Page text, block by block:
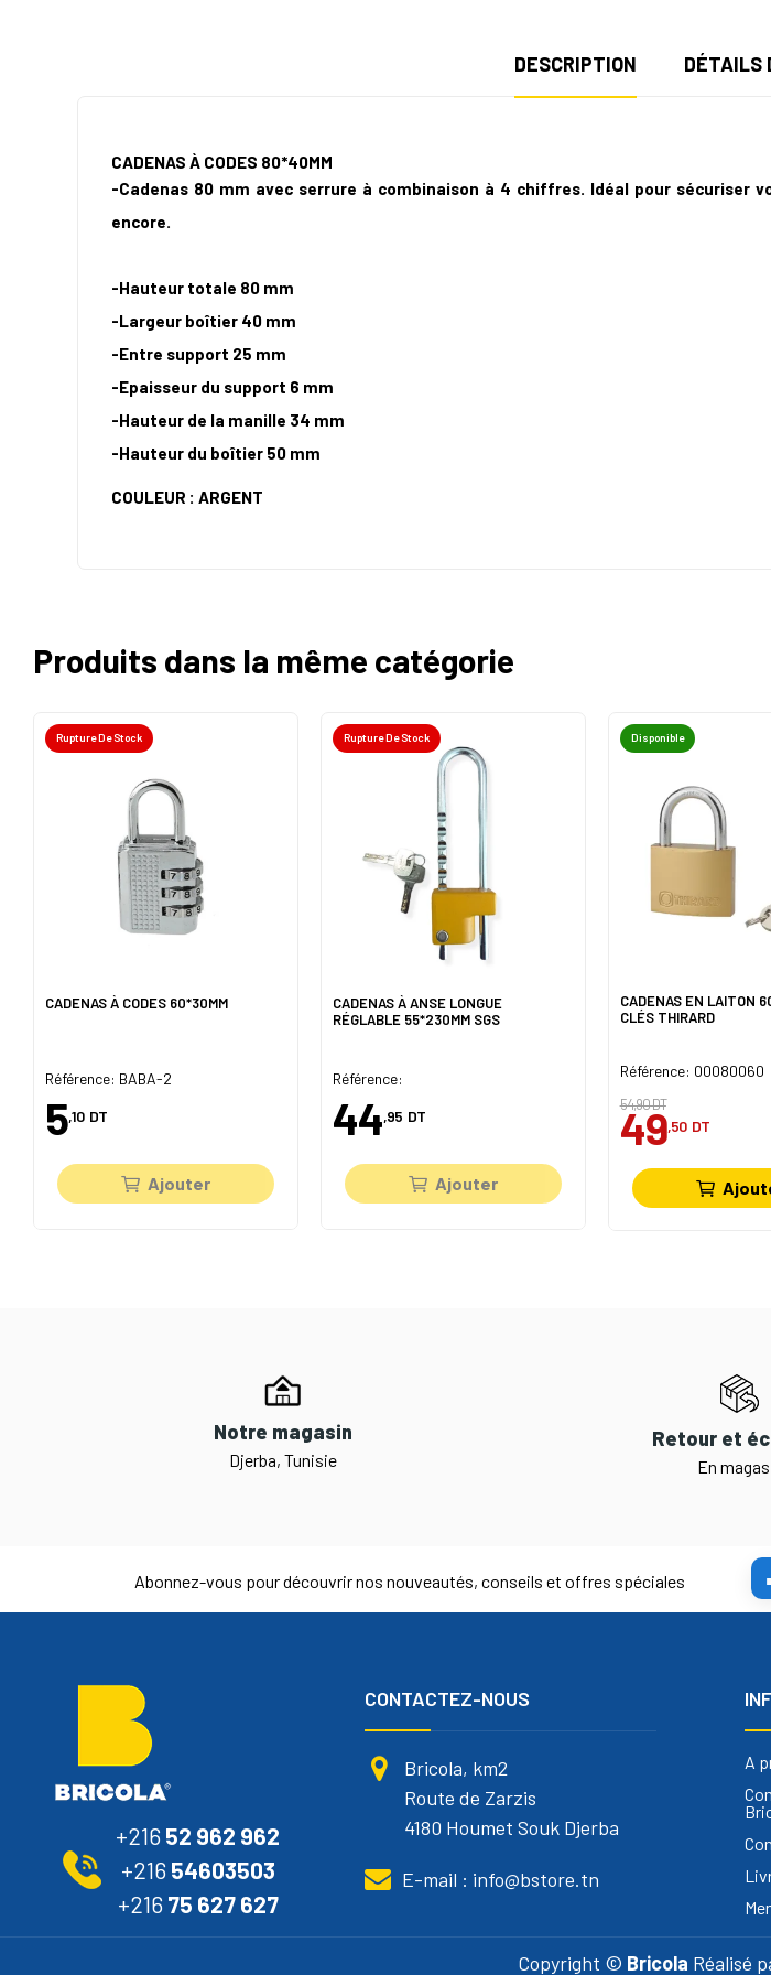
DESCRIPTION DÉTAILS
CADENAS À CODES 80*40MM
-Cadenas 80 mm avec serrure à combinaison à 4 chiffres. Idéal pour
encore.
-Hauteur totale 80 mm
-Largeur boîtier 40 mm
-Entre support 25 mm
-Epaisseur du support 6 mm
-Hauteur de la manille 34 mm
-Hauteur du boîtier 50 mm
COULEUR : ARGENT
Produits dans la même catégorie
Rupture De Stock
CADENAS À CODES 60*30MM
Référence: BABA-2
5,10 DT
Ajouter
Rupture De Stock
CADENAS À ANSE LONGUE
RÉGLABLE 55*230MM SGS
Référence:
44,95 DT
Ajouter
Disponible
CADENAS EN LAITON
CLÉS THIRARD
Référence: 00080060
54,90 DT
49,50 DT
Notre magasin
Djerba, Tunisie
Retour et
En
Abonnez-vous pour découvrir nos nouveautés, conseils et offres spéciales
+216 52 962 962
+216 54603503
+216 75 627 627
CONTACTEZ-NOUS
Bricola, km2
Route de Zarzis
4180 Houmet Souk Djerba
E-mail : info@bstore.tn
A
Copyright © Bricola Réalisé